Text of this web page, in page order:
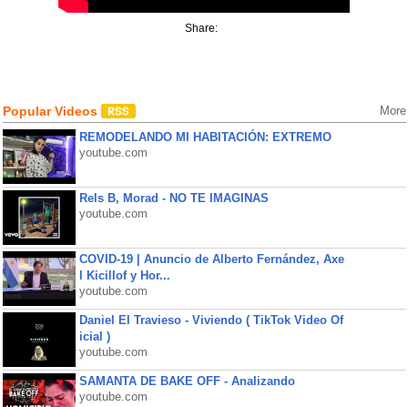
Share:
Popular Videos More
REMODELANDO MI HABITACIÓN: EXTREMO
youtube.com
Rels B, Morad - NO TE IMAGINAS
youtube.com
COVID-19 | Anuncio de Alberto Fernández, Axe
l Kicillof y Hor...
youtube.com
Daniel El Travieso - Viviendo ( TikTok Video Of
icial )
youtube.com
SAMANTA DE BAKE OFF - Analizando
youtube.com